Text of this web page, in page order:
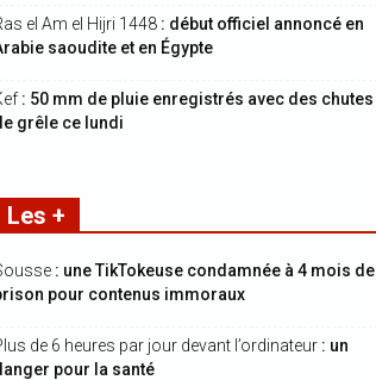
el Am el Hijri 1448 : début officiel annoncé en
saoudite et en Égypte
: 50 mm de pluie enregistrés avec des chutes
grêle ce lundi
Les +
: une TikTokeuse condamnée à 4 mois de
pour contenus immoraux
de 6 heures par jour devant l’ordinateur : un
pour la santé